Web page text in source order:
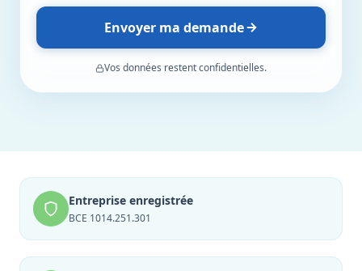
Envoyer ma demande
Vos données restent confidentielles.
Entreprise enregistrée
BCE 1014.251.301